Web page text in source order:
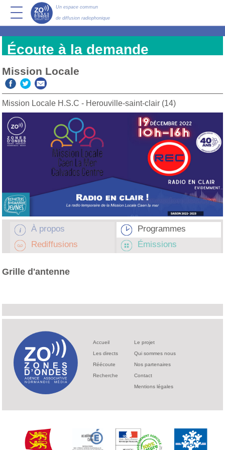
Un espace commun
de diffusion radiophonique
Écoute à la demande
Mission Locale
Mission Locale H.S.C - Herouville-saint-clair (14)
À propos
Programmes
Rediffusions
Émissions
Grille d'antenne
Accueil
Les directs
Réécoute
Recherche
Le projet
Qui sommes nous
Nos partenaires
Contact
Mentions légales